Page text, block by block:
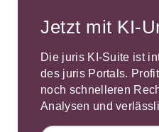
Jetzt mit KI-
Die juris KI-Suite ist
des juris Portals.
noch schnelleren
Analysen und